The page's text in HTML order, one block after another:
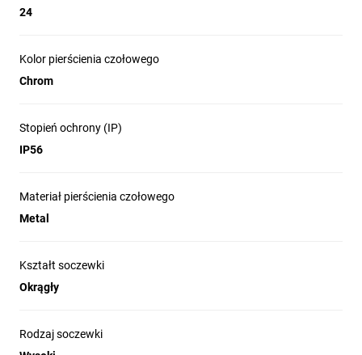
24
Kolor pierścienia czołowego
Chrom
Stopień ochrony (IP)
IP56
Materiał pierścienia czołowego
Metal
Kształt soczewki
Okrągły
Rodzaj soczewki